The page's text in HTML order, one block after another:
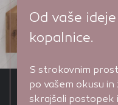
Od vaše
kopalnice.
S strokovnim
po vašem okusu in
skrajšali postopek